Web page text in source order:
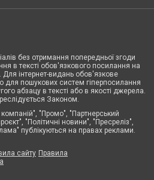
без отримання попередньої згоди
в тексті обов'язкового посилання на
інтернет-видань обов'язкове
для пошукових систем гіперпосилання
абзацу в тексті або в якості джерела.
Законом.
"Промо", "Партнерський
"Політичні новини", "Пресреліз",
публікуються на правах реклами.
сайту Правила